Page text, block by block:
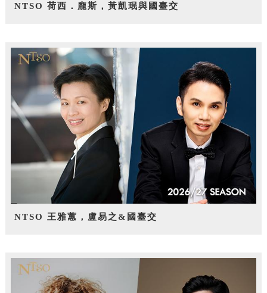
NTSO 荷西．龐斯，黃凱珉與國臺交
NTSO 王雅蕙，盧易之&國臺交